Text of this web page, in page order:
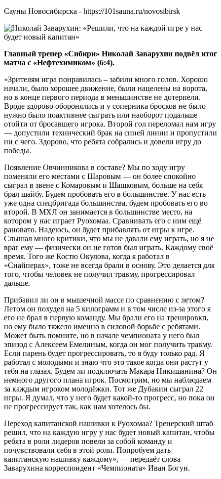
Сауны Новосибирска - https://101sauna.ru/novosibirsk
Главный тренер «Сибири» Николай Заварухин подвёл итог
матча с «Нефтехимиком» (6:4).
«Зрителям игра понравилась – забили много голов. Хорошо
начали, было хорошее движение, были нацелены на ворота,
но в конце первого периода в меньшинстве не дотерпели.
Вроде здорово оборонялись и у соперника бросков не было —
нужно было поактивнее сыграть или наоборот подальше
отойти от бросавшего игрока. Второй гол переломал нам игру
— допустили технический брак на синей линии и пропустили
ни с чего. Здорово, что ребята собрались и довели игру до
победы.
Появление Овчинникова в составе? Мы по ходу игру
поменяли его местами с Шаровым — он более спокойно
сыграл в звене с Комаровым и Шашковым, больше на себя
брал шайбу. Будем пробовать его в большинстве. У нас есть
уже одна спецбригада большинства, будем пробовать его во
второй. В МХЛ он занимается в большинстве место, на
котором у нас играет Руохомаа. Сравнивать его с ним ещё
рановато. Надеюсь, он будет прибавлять от игры к игре.
Слышал много критики, что мы не давали ему играть, но я не
враг ему — физически он не готов был играть. Каждому своё
время. Того же Костю Окулова, когда я работал в
«Снайперах», тоже не всегда брали в основу. Это делается для
того, чтобы человек не получил травму, прогрессировал
дальше.
Прибавил ли он в мышечной массе по сравнению с летом?
Летом он похудел на 5 килограмм и в том числе из-за этого я
его не брал в первую команду. Мы брали его на тренировкп,
но ему было тяжело именно в силовой борьбе с ребятами.
Может быть помните, но в начале чемпионата у него был
эпизод с Алексеем Емелиным, когда он мог получить травму.
Если парень будет прогрессировать, то я буду только рад. Я
работал с молодыми и знаю что это такое когда они растут у
тебя на глазах. Будем ли подключать Макара Никишанина? Он
немного другого плана игрок. Посмотрим, но мы наблюдаем
за каждым игроком молодёжки. Тот же Дубакин сыграл 22
игры. Я думал, что у него будет какой-то прогресс, но пока он
не прогрессирует так, как нам хотелось бы.
Переход капитанской нашивки к Руохомаа? Тренерский штаб
решил, что на каждую игру у нас будет новый капитан, чтобы
ребята в роли лидеров повели за собой команду и
почувствовали себя в этой роли. Попробуем дать
капитанскую нашивку каждому», — передаёт слова
Заварухина корреспондент «Чемпионата» Иван Богун.